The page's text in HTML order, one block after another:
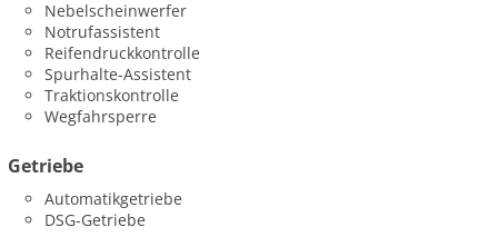
Nebelscheinwerfer
Notrufassistent
Reifendruckkontrolle
Spurhalte-Assistent
Traktionskontrolle
Wegfahrsperre
Getriebe
Automatikgetriebe
DSG-Getriebe